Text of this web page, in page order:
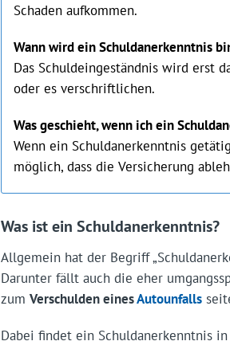
Schaden aufkommen.
Wann wird ein Schuldanerkenntnis
Das Schuldeingeständnis wird erst
oder es verschriftlichen.
Was geschieht, wenn ich ein
Wenn ein Schuldanerkenntnis
möglich, dass die Versicherung
Was ist ein Schuldanerkenntnis?
Allgemein hat der Begriff
Darunter fällt auch die eher
zum Verschulden einesAutounfalls
Dabei findet ein Schuldanerkenntnis